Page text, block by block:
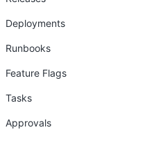
Deployments
Runbooks
Feature Flags
Tasks
Approvals